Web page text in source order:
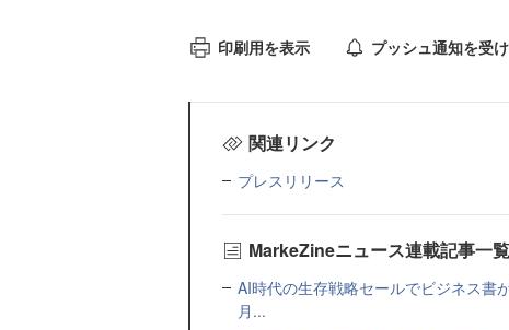
印刷用を表示 プッシュ通知を受
関連リンク
プレスリリース
MarkeZineニュース連載記事一覧
AI時代の生存戦略セールでビジネス
月...